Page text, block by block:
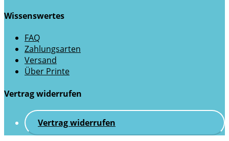
Wissenswertes
FAQ
Zahlungsarten
Versand
Über Printe
Vertrag widerrufen
Vertrag widerrufen